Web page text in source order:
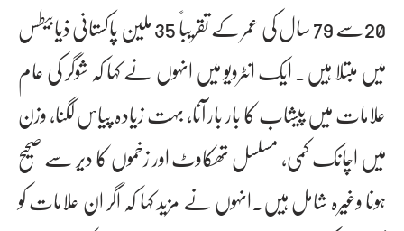
20سے 79 سال کی عمر کے تقریباً 35 ملین پاکستانی ذیابیطس
میں مبتلا ہیں۔ ایک انٹرویو میں انہوں نے کہا کہ شوگر کی عام
علامات میں پیشاب کا بار بار آنا، بہت زیادہ پیاس لگنا، وزن
میں اچانک کمی، مسلسل تھکاوٹ اور زخموں کا دیر سے صحیح
ہونا وغیرہ شامل ہیں۔انہوں نے مزید کہا کہ اگر ان علامات کو